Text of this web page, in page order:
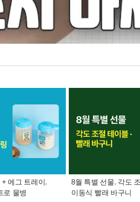
에그 트레이.
로 물병
8월 특별 선물. 각도
이동식 빨래 바구니